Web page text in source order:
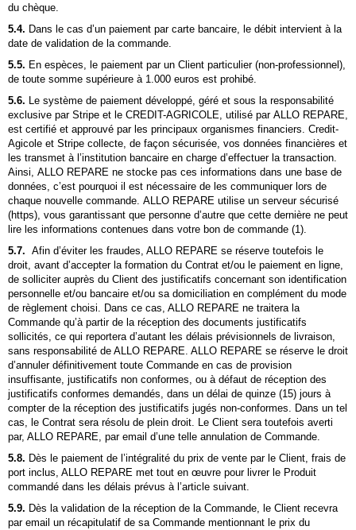
du chèque.
5.4. Dans le cas d’un paiement par carte bancaire, le débit intervient à la
date de validation de la commande.
5.5. En espèces, le paiement par un Client particulier (non-professionnel),
de toute somme supérieure à 1.000 euros est prohibé.
5.6. Le système de paiement développé, géré et sous la responsabilité
exclusive par Stripe et le CREDIT-AGRICOLE, utilisé par ALLO REPARE,
est certifié et approuvé par les principaux organismes financiers. Credit-
Agicole et Stripe collecte, de façon sécurisée, vos données financières et
les transmet à l’institution bancaire en charge d’effectuer la transaction.
Ainsi, ALLO REPARE ne stocke pas ces informations dans une base de
données, c’est pourquoi il est nécessaire de les communiquer lors de
chaque nouvelle commande. ALLO REPARE utilise un serveur sécurisé
(https), vous garantissant que personne d’autre que cette dernière ne peut
lire les informations contenues dans votre bon de commande (1).
5.7. Afin d’éviter les fraudes, ALLO REPARE se réserve toutefois le
droit, avant d’accepter la formation du Contrat et/ou le paiement en ligne,
de solliciter auprès du Client des justificatifs concernant son identification
personnelle et/ou bancaire et/ou sa domiciliation en complément du mode
de règlement choisi. Dans ce cas, ALLO REPARE ne traitera la
Commande qu’à partir de la réception des documents justificatifs
sollicités, ce qui reportera d’autant les délais prévisionnels de livraison,
sans responsabilité de ALLO REPARE. ALLO REPARE se réserve le droit
d’annuler définitivement toute Commande en cas de provision
insuffisante, justificatifs non conformes, ou à défaut de réception des
justificatifs conformes demandés, dans un délai de quinze (15) jours à
compter de la réception des justificatifs jugés non-conformes. Dans un tel
cas, le Contrat sera résolu de plein droit. Le Client sera toutefois averti
par, ALLO REPARE, par email d’une telle annulation de Commande.
5.8. Dès le paiement de l’intégralité du prix de vente par le Client, frais de
port inclus, ALLO REPARE met tout en œuvre pour livrer le Produit
commandé dans les délais prévus à l’article suivant.
5.9. Dès la validation de la réception de la Commande, le Client recevra
par email un récapitulatif de sa Commande mentionnant le prix du